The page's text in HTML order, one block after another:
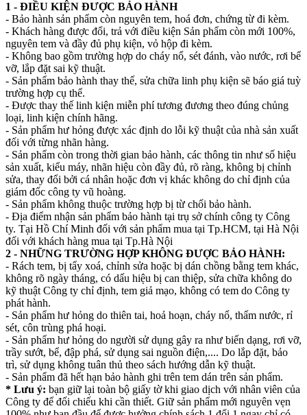
1 - ĐIỀU KIỆN ĐƯỢC BẢO HÀNH
- Bảo hành sản phẩm còn nguyên tem, hoá đơn, chứng từ đi kèm.
- Khách hàng được đổi, trả với điều kiện Sản phẩm còn mới 100%,
nguyên tem và đầy đủ phụ kiện, vỏ hộp đi kèm.
- Không bao gồm trường hợp do cháy nổ, sét đánh, vào nước, rơi bể
vỡ, lắp đặt sai kỹ thuật.
- Sản phẩm bảo hành thay thế, sửa chữa linh phụ kiện sẽ báo giá tuỳ
trường hợp cụ thể.
- Được thay thế linh kiện miễn phí tương đương theo đúng chủng
loại, linh kiện chính hãng.
- Sản phẩm hư hỏng được xác định do lỗi kỹ thuật của nhà sản xuất
đối với từng nhãn hàng.
- Sản phẩm còn trong thời gian bảo hành, các thông tin như số hiệu
sản xuất, kiểu máy, nhãn hiệu còn đầy đủ, rõ ràng, không bị chỉnh
sửa, thay đổi bởi cá nhân hoặc đơn vị khác không do chỉ định của
giám đốc công ty vũ hoàng.
- Sản phẩm không thuộc trường hợp bị từ chối bảo hành.
- Địa điểm nhận sản phẩm bảo hành tại trụ sở chính công ty Công
ty. Tại Hồ Chí Minh đối với sản phẩm mua tại Tp.HCM, tại Hà Nội
đối với khách hàng mua tại Tp.Hà Nội
2 - NHỮNG TRƯỜNG HỢP KHÔNG ĐƯỢC BẢO HÀNH:
- Rách tem, bị tẩy xoá, chỉnh sửa hoặc bị dán chồng bằng tem khác,
không rõ ngày tháng, có dấu hiệu bị can thiệp, sửa chữa không do
kỹ thuật Công ty chỉ định, tem giả mạo, không có tem do Công ty
phát hành.
- Sản phẩm hư hỏng do thiên tai, hoả hoạn, cháy nổ, thấm nước, rỉ
sét, côn trùng phá hoại.
- Sản phẩm hư hỏng do người sử dụng gây ra như biến dạng, rơi vỡ,
trầy sướt, bể, đập phá, sử dụng sai nguồn điện,.... Do lắp đặt, bảo
trì, sử dụng không tuân thủ theo sách hướng dẫn kỹ thuật.
- Sản phẩm đã hết hạn bảo hành ghi trên tem dán trên sản phẩm.
* Lưu ý: bạn giữ lại toàn bộ giấy tờ khi giao dịch với nhân viên của
Công ty để đối chiếu khi cần thiết. Giữ sản phẩm mới nguyên vẹn